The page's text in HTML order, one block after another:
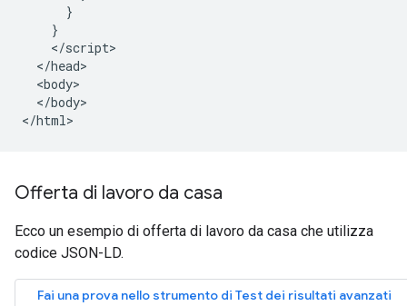
      }
    }
    </script>
  </head>
  <body>
  </body>
</html>
Offerta di lavoro da casa
Ecco un esempio di offerta di lavoro da casa che utilizza
codice JSON-LD.